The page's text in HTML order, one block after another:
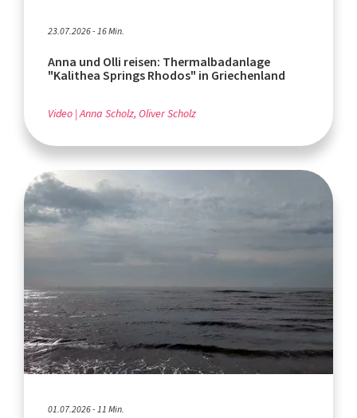
23.07.2026 - 16 Min.
Anna und Olli reisen: Thermalbadanlage
"Kalithea Springs Rhodos" in Griechenland
Video Anna Scholz, Oliver Scholz
01.07.2026 - 11 Min.